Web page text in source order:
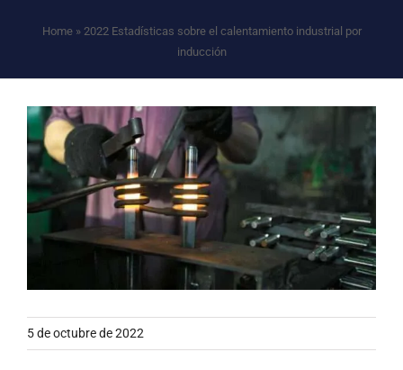
Home» 2022 Estadísticas sobre el calentamiento industrial por
inducción
5 de octubre de 2022